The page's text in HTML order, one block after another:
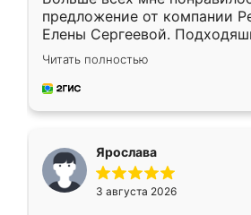
предложение от компании
Елены Сергеевой.
короткие сроки
для замера сотрудник
предложил по моему эскизу
Читать полностью
Ярослава
3 августа 2026